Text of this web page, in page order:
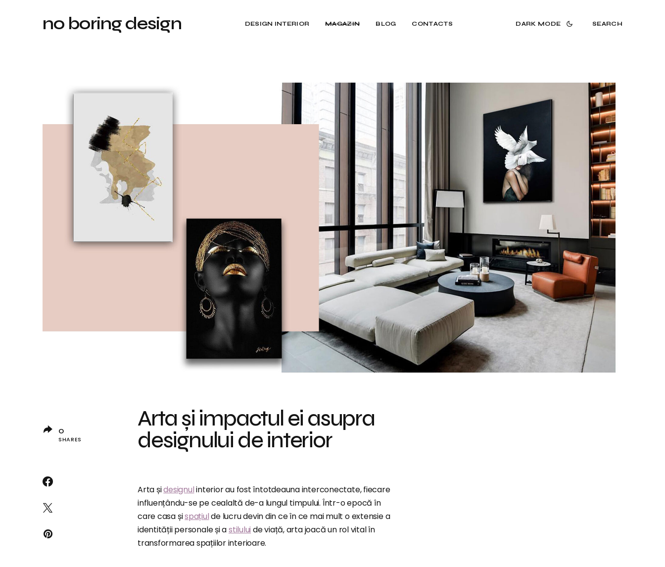
no boring design DESIGN INTERIOR MAGAZIN BLOG CONTACTS DARK MODE SEARCH
Arta și impactul ei asupra
designului de interior
Arta șidesignulinterior au fost întotdeauna interconectate, fiecare
influențându-se pe cealaltă de-a lungul timpului. Într-o epocă în
care casa șispațiulde lucru devin din ce în ce mai mult o extensie a
identității personale și astilului de viață, arta joacă un rol vital în
transformarea spațiilor interioare.
0
SHARES